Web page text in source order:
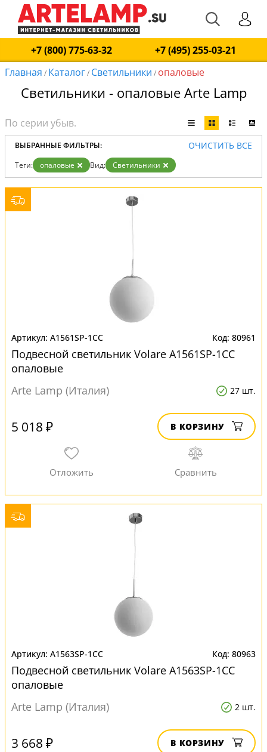
+7 (800) 775-63-32
+7 (495) 255-03-21
Главная / Каталог/ Светильники / опаловые
Светильники - опаловые Arte Lamp
ВЫБРАННЫЕ ФИЛЬТРЫ: ОЧИСТИТЬ ВСЕ
Теги: опаловые Вид: Светильники
A1561SP-1CC 80961
Подвесной светильник Volare A1561SP-1CC
опаловые
Arte Lamp (Италия)
27 шт.
5 018 ₽ В КОРЗИНУ
A1563SP-1CC 80963
Подвесной светильник Volare A1563SP-1CC
опаловые
Arte Lamp (Италия)
2 шт.
3 668 ₽ В КОРЗИНУ